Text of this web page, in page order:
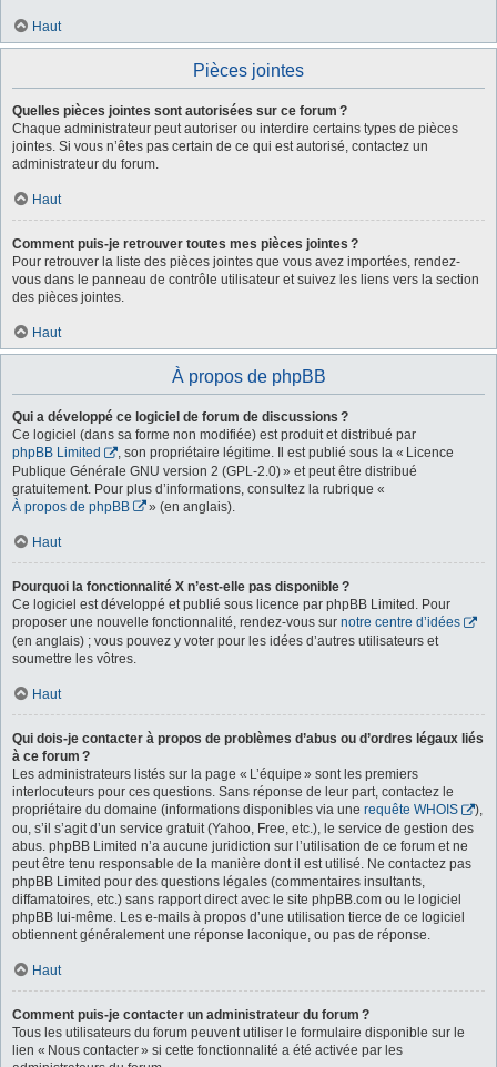
Haut
Pièces jointes
Quelles pièces jointes sont autorisées sur ce forum ?
Chaque administrateur peut autoriser ou interdire certains types de pièces
jointes. Si vous n’êtes pas certain de ce qui est autorisé, contactez un
administrateur du forum.
Haut
Comment puis-je retrouver toutes mes pièces jointes ?
Pour retrouver la liste des pièces jointes que vous avez importées, rendez-
vous dans le panneau de contrôle utilisateur et suivez les liens vers la section
des pièces jointes.
Haut
À propos de phpBB
Qui a développé ce logiciel de forum de discussions ?
Ce logiciel (dans sa forme non modifiée) est produit et distribué par
phpBB Limited
, son propriétaire légitime. Il est publié sous la « Licence
Publique Générale GNU version 2 (GPL-2.0) » et peut être distribué
gratuitement. Pour plus d’informations, consultez la rubrique «
À propos de phpBB
» (en anglais).
Haut
Pourquoi la fonctionnalité X n’est-elle pas disponible ?
Ce logiciel est développé et publié sous licence par phpBB Limited. Pour
proposer une nouvelle fonctionnalité, rendez-vous sur notre centre d’idées
(en anglais) ; vous pouvez y voter pour les idées d’autres utilisateurs et
soumettre les vôtres.
Haut
Qui dois-je contacter à propos de problèmes d’abus ou d’ordres légaux liés
à ce forum ?
Les administrateurs listés sur la page « L’équipe » sont les premiers
interlocuteurs pour ces questions. Sans réponse de leur part, contactez le
propriétaire du domaine (informations disponibles via une requête WHOIS
),
ou, s’il s’agit d’un service gratuit (Yahoo, Free, etc.), le service de gestion des
abus. phpBB Limited n’a aucune juridiction sur l’utilisation de ce forum et ne
peut être tenu responsable de la manière dont il est utilisé. Ne contactez pas
phpBB Limited pour des questions légales (commentaires insultants,
diffamatoires, etc.) sans rapport direct avec le site phpBB.com ou le logiciel
phpBB lui-même. Les e-mails à propos d’une utilisation tierce de ce logiciel
obtiennent généralement une réponse laconique, ou pas de réponse.
Haut
Comment puis-je contacter un administrateur du forum ?
Tous les utilisateurs du forum peuvent utiliser le formulaire disponible sur le
lien « Nous contacter » si cette fonctionnalité a été activée par les